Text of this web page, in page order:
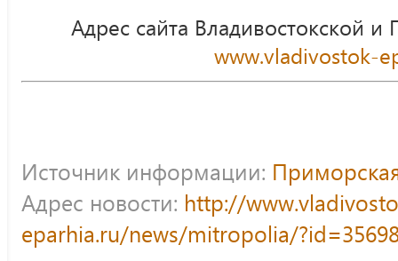
Адрес сайта Владивостокской
www.vladivostok-
Источник информации:
Адрес новости: http://
eparhia.ru/news/mitropolia/